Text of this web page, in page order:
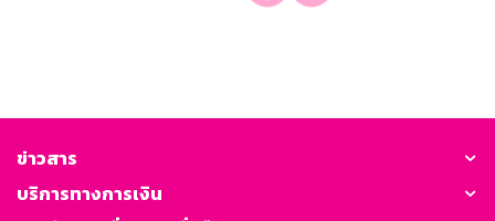
ข่าวสาร
บริการทางการเงิน